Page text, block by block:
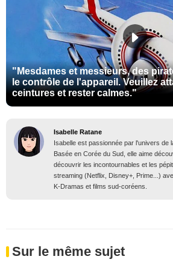
"Mesdames et messieurs, des
le contrôle de l'appareil. Veuillez
ceintures et rester calmes."
Isabelle Ratane
Isabelle est passionnée par l'univers de
Basée en Corée du Sud, elle aime
découvrir les incontournables et les
streaming (Netflix, Disney+, Prime...)
K-Dramas et films sud-coréens.
Sur le même sujet